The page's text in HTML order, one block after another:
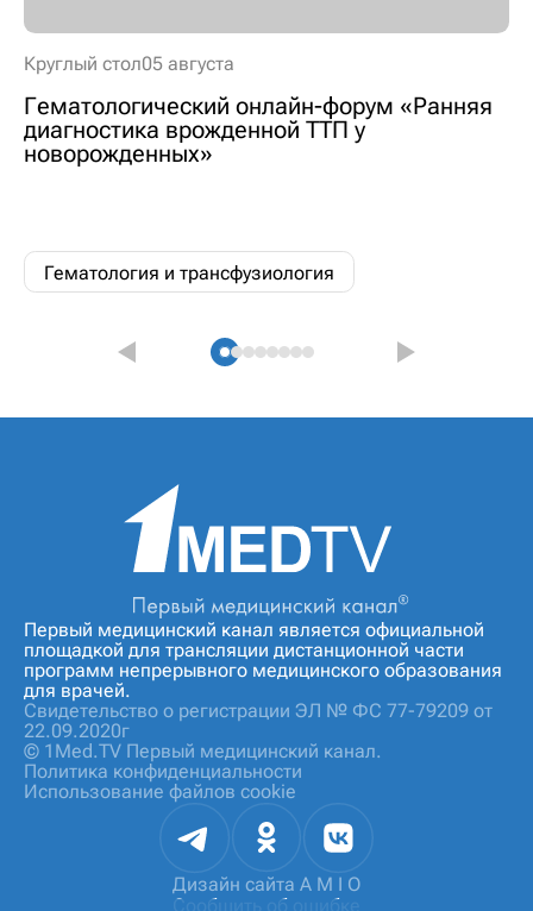
Круглый стол05 августа
Гематологический онлайн-форум «Ранняя
диагностика врожденной ТТП у
новорожденных»
Гематология и трансфузиология
Первый медицинский канал является официальной
площадкой для трансляции дистанционной части
программ непрерывного медицинского образования
для врачей.
Свидетельство о регистрации ЭЛ № ФС 77-79209 от
22.09.2020г
© 1Med.TV Первый медицинский канал.
Политика конфиденциальности
Использование файлов cookie
Дизайн сайта A M I O
Сообщить об ошибке